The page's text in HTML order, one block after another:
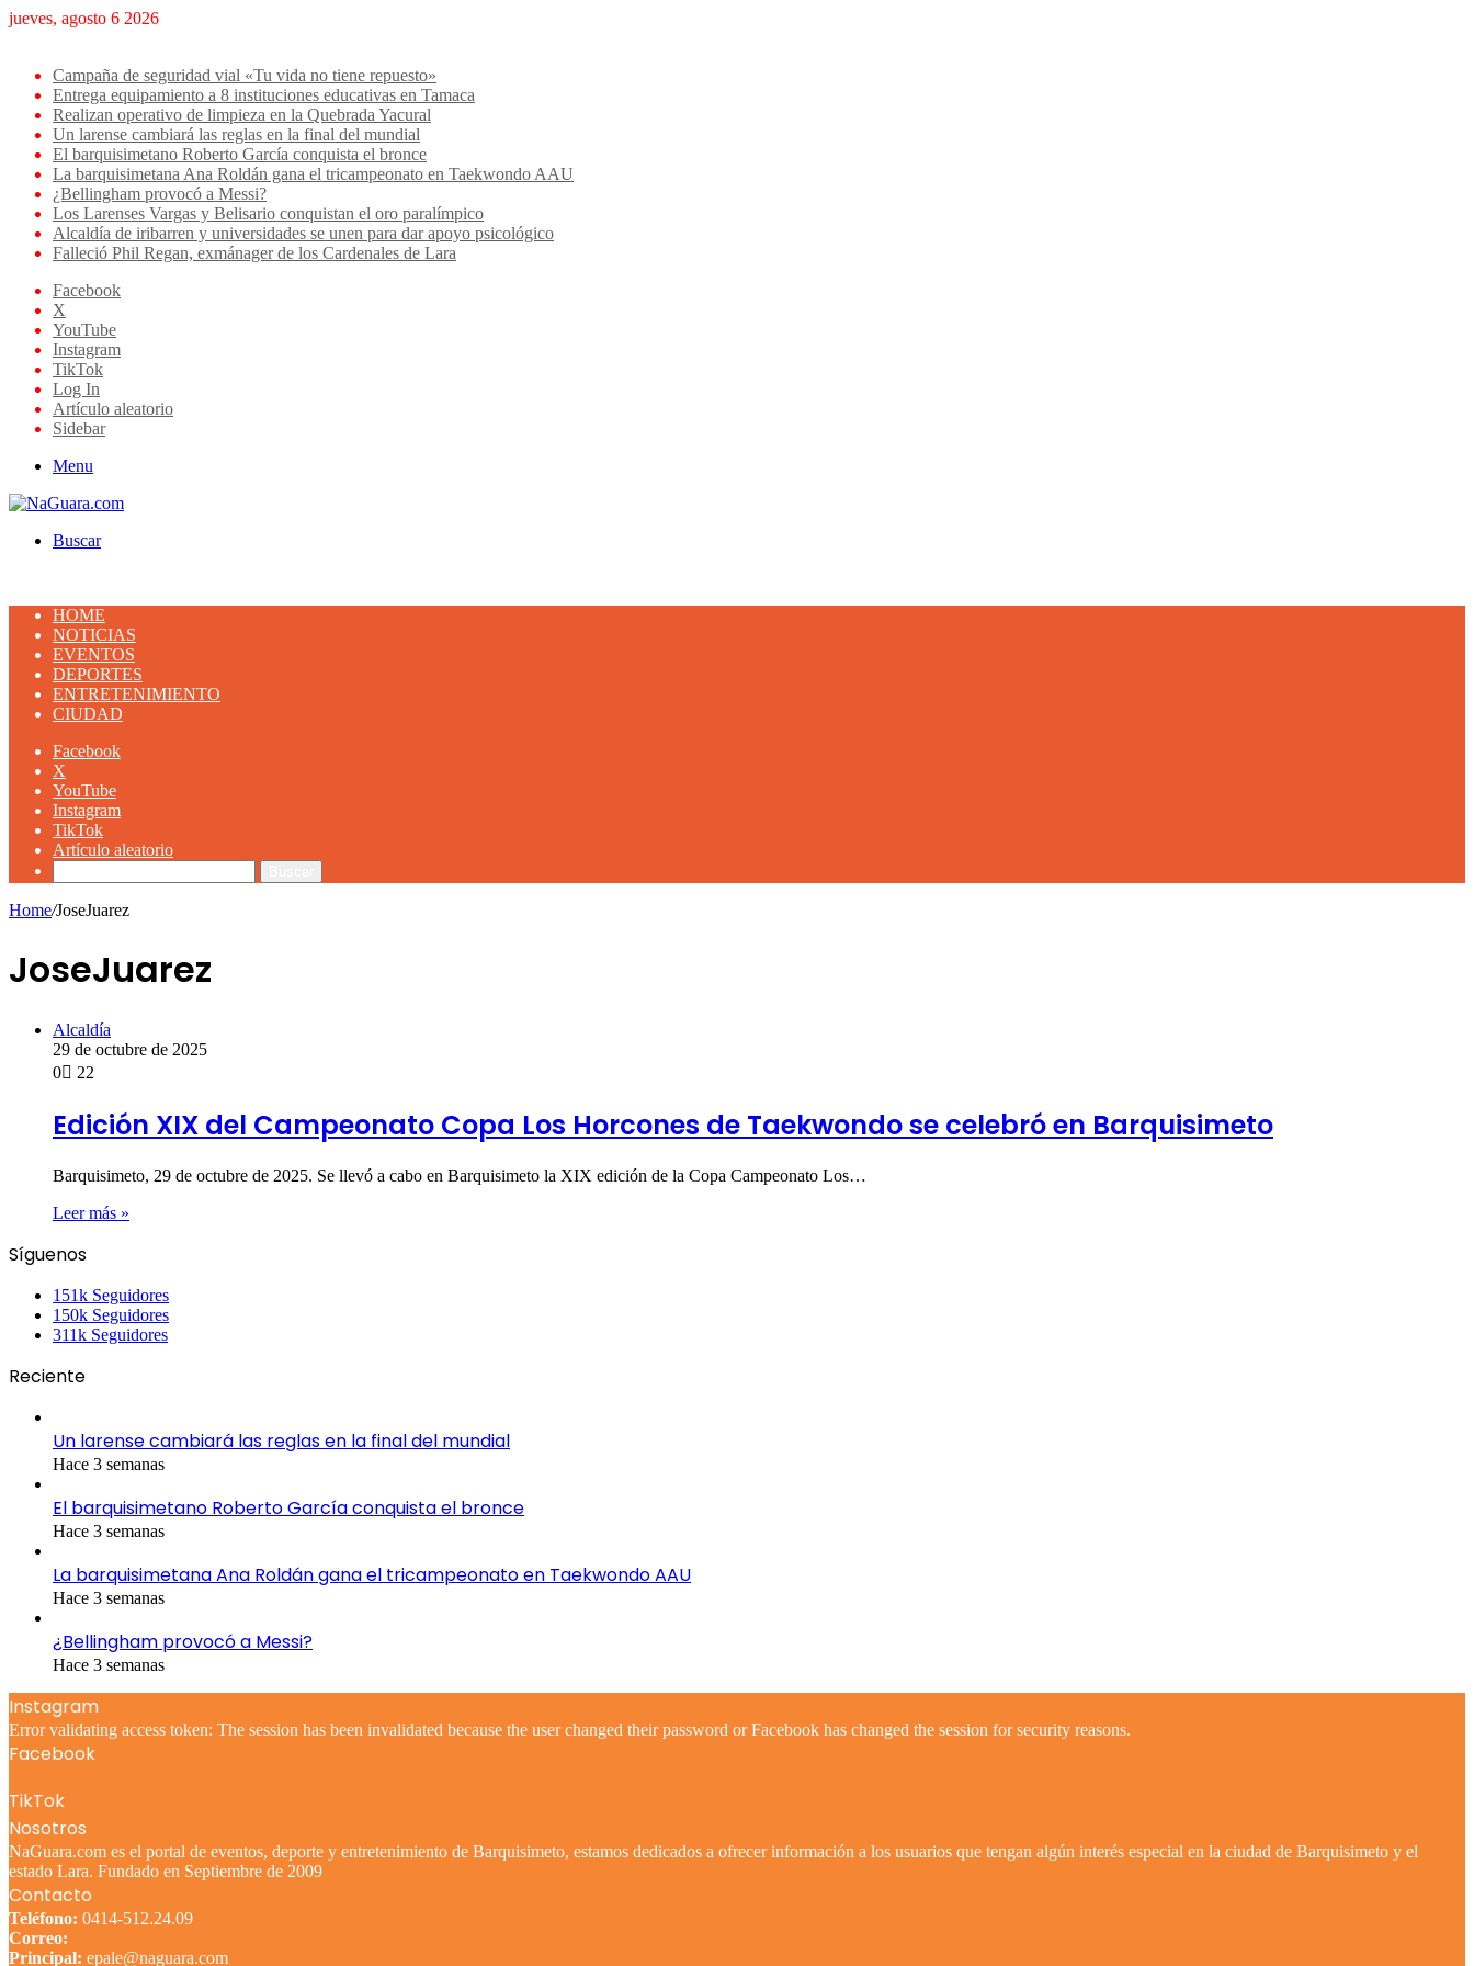
jueves, agosto 6 2026
Campaña de seguridad vial «Tu vida no tiene repuesto»
Entrega equipamiento a 8 instituciones educativas en Tamaca
Realizan operativo de limpieza en la Quebrada Yacural
Un larense cambiará las reglas en la final del mundial
El barquisimetano Roberto García conquista el bronce
La barquisimetana Ana Roldán gana el tricampeonato en Taekwondo AAU
¿Bellingham provocó a Messi?
Los Larenses Vargas y Belisario conquistan el oro paralímpico
Alcaldía de iribarren y universidades se unen para dar apoyo psicológico
Falleció Phil Regan, exmánager de los Cardenales de Lara
Facebook
X
YouTube
Instagram
TikTok
Log In
Artículo aleatorio
Sidebar
Menu
Buscar
HOME
NOTICIAS
EVENTOS
DEPORTES
ENTRETENIMIENTO
CIUDAD
Facebook
X
YouTube
Instagram
TikTok
Artículo aleatorio
Home/JoseJuarez
JoseJuarez
Alcaldía
29 de octubre de 2025
0
22
Edición XIX del Campeonato Copa Los Horcones de Taekwondo se celebró en Barquisimeto
Barquisimeto, 29 de octubre de 2025. Se llevó a cabo en Barquisimeto la XIX edición de la Copa Campeonato Los…
Leer más »
Síguenos
151k Seguidores
150k Seguidores
311k Seguidores
Reciente
Un larense cambiará las reglas en la final del mundial
Hace 3 semanas
El barquisimetano Roberto García conquista el bronce
Hace 3 semanas
La barquisimetana Ana Roldán gana el tricampeonato en Taekwondo AAU
Hace 3 semanas
¿Bellingham provocó a Messi?
Hace 3 semanas
Instagram
Error validating access token: The session has been invalidated because the user changed their password or Facebook has changed the session for security reasons.
Facebook
TikTok
Nosotros
NaGuara.com es el portal de eventos, deporte y entretenimiento de Barquisimeto, estamos dedicados a ofrecer información a los usuarios que tengan algún interés especial en la ciudad de Barquisimeto y el
estado Lara. Fundado en Septiembre de 2009
Contacto
Teléfono: 0414-512.24.09
Correo:
Principal: epale@naguara.com